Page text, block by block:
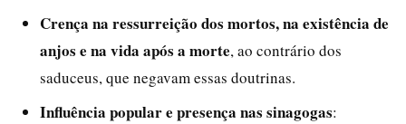
Crença na ressurreição dos mortos, na existência de
anjos e na vida após a morte, ao contrário dos
saduceus, que negavam essas doutrinas.
Influência popular e presença nas sinagogas: